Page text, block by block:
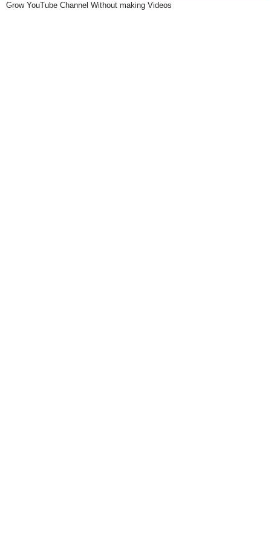
Grow YouTube Channel Without making Videos